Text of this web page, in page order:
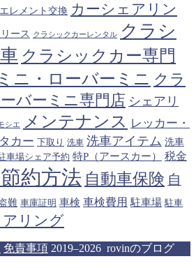
レメント交換 カーシェアリン
ース クラシックカーレンタル
クラシ
クラシックカー専門
ニ・ローバーミニ クラ
バーミニ専門店 シェアリ
シエ メンテナンス レッカー・
カー 下取り 洗車 洗車アイテム 洗車
車場シェア予約 特P（アースカー） 税金
約方法 自動車保険 自
難 車庫証明 車検 車検費用 駐車場 駐車
リング
免責事項 2019–2026 rovinのブログ